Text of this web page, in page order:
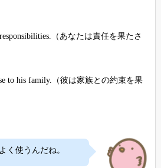
（あなたは責任を果たさ
to his family.（彼は家族との約束を果
く使うんだね。